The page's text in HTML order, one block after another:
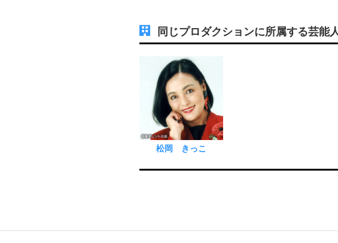
同じプロダクションに所属する芸能
松岡 きっこ